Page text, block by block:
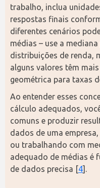
trabalho, inclua
respostas finais
diferentes cenários
médias – use a
distribuições de renda,
alguns valores têm
geométrica para taxas
Ao entender esses
cálculo adequados,
comuns e produzir
dados de uma
ou trabalhando com
adequado de médias é
de dados precisa [4].